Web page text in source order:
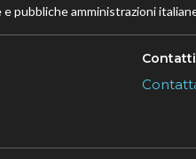
pubbliche amministrazioni
Contatti